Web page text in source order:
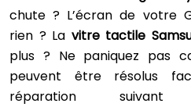
chute ? L’écran de votre
rien ? La vitre tactile
plus ? Ne paniquez pas
peuvent être résolus
réparation suivant